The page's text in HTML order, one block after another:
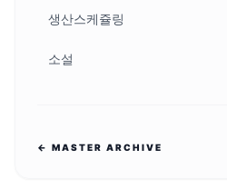
생산스케쥴링
소설
← MASTER ARCHIVE